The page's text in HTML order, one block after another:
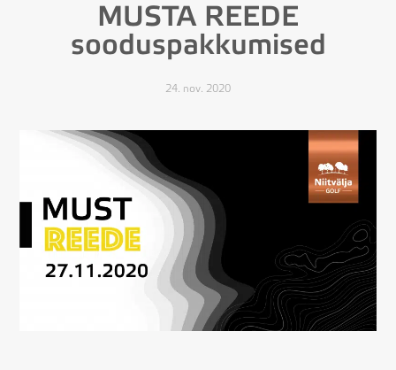
MUSTA REEDE
sooduspakkumised
24. nov. 2020